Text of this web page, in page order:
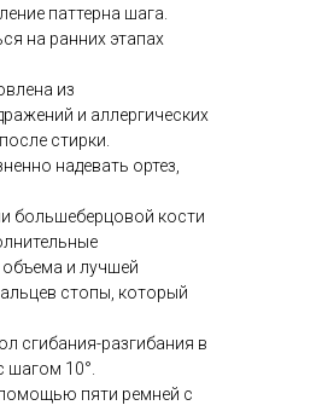
паттерна шага.
на ранних этапах
из
и аллергических
стирки.
надевать ортез,
большеберцовой кости
и лучшей
стопы, который
сгибания-разгибания в
шагом 10°.
пяти ремней с